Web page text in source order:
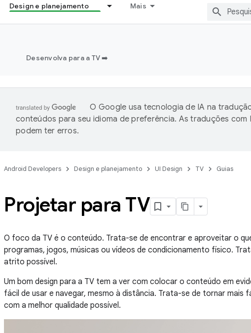
Design e planejamento Mais
Desenvolva para a TV ➡️
O Google usa tecnologia de IA na
conteúdos para seu idioma de preferência. As traduções com
podem ter erros.
Android Developers Design e planejamento UI Design TV Guias
Projetar para TV
O foco da TV é o conteúdo. Trata-se de encontrar e aproveitar o
programas, jogos, músicas ou vídeos de condicionamento físico.
atrito possível.
Um bom design para a TV tem a ver com colocar o conteúdo em
fácil de usar e navegar, mesmo à distância. Trata-se de tornar mais
com a melhor qualidade possível.